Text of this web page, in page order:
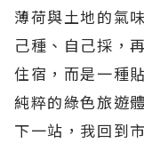
薄荷與土地的氣
己種、自己採，
住宿，而是一種
純粹的綠色旅遊
下一站，我回到